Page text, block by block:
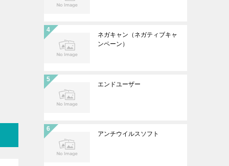
ネガキャン（ネガティブキャ
ンペーン）
エンドユーザー
アンチウイルスソフト